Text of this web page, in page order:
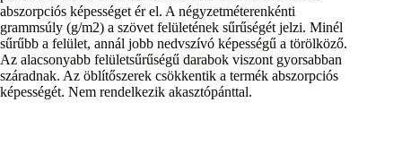
abszorpciós képességet ér el. A négyzetméterenkénti
grammsúly (g/m2) a szövet felületének sűrűségét jelzi. Minél
sűrűbb a felület, annál jobb nedvszívó képességű a törölköző.
Az alacsonyabb felületsűrűségű darabok viszont gyorsabban
száradnak. Az öblítőszerek csökkentik a termék abszorpciós
képességét. Nem rendelkezik akasztópánttal.